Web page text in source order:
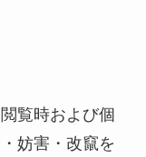
覧時および個
妨害・改竄を